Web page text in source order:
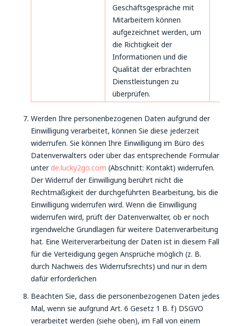
Geschäftsgespräche mit
Mitarbeitern können
aufgezeichnet werden, um
die Richtigkeit der
Informationen und die
Qualität der erbrachten
Dienstleistungen zu
überprüfen.
Werden Ihre personenbezogenen Daten aufgrund der
Einwilligung verarbeitet, können Sie diese jederzeit
widerrufen. Sie können Ihre Einwilligung im Büro des
Datenverwalters oder über das entsprechende Formular
unterde.lucky2go.com (Abschnitt: Kontakt) widerrufen.
Der Widerruf der Einwilligung berührt nicht die
Rechtmäßigkeit der durchgeführten Bearbeitung, bis die
Einwilligung widerrufen wird. Wenn die Einwilligung
widerrufen wird, prüft der Datenverwalter, ob er noch
irgendwelche Grundlagen für weitere Datenverarbeitung
hat. Eine Weiterverarbeitung der Daten ist in diesem Fall
für die Verteidigung gegen Ansprüche möglich (z. B.
durch Nachweis des Widerrufsrechts) und nur in dem
dafür erforderlichen
Beachten Sie, dass die personenbezogenen Daten jedes
Mal, wenn sie aufgrund Art. 6 Gesetz 1 B. f) DSGVO
verarbeitet werden (siehe oben), im Fall von einem